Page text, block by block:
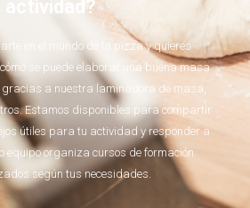
actividad?
en el mundo de la pizza y quieres
se puede elaborar una buena masa
gracias a nuestra laminadora de masa,
Estamos disponibles para compartir
útiles para tu actividad y responder a
equipo organiza cursos de formación
según tus necesidades.